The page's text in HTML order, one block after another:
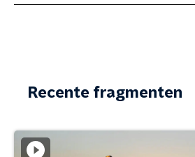
Recente fragmenten